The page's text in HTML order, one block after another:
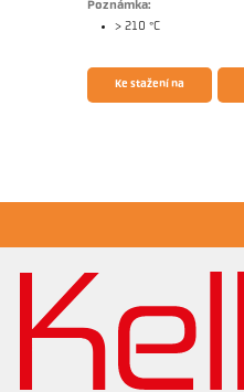
Poznámka:
> 210 °C
Ke stažení na